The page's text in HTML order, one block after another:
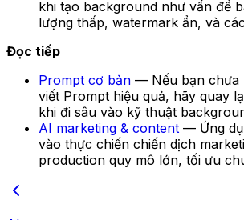
khi tạo background như vấn đề
lượng thấp, watermark ẩn, và
Đọc tiếp
Prompt cơ bản — Nếu bạn chưa
viết Prompt hiệu quả, hãy quay
khi đi sâu vào kỹ thuật
AI marketing & content — Ứng
vào thực chiến chiến dịch
production quy mô lớn, tối ưu